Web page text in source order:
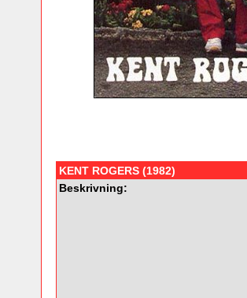
KENT ROGERS (1982)
Beskrivning: